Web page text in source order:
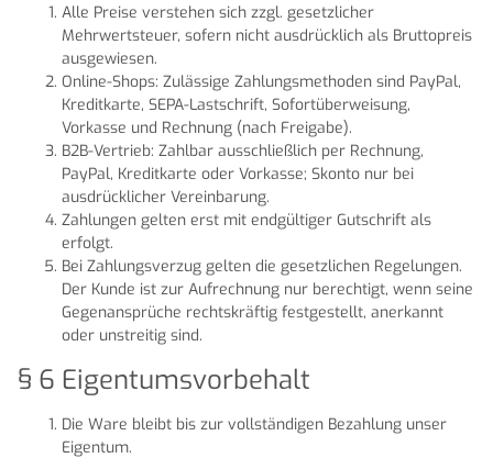
Alle Preise verstehen sich zzgl. gesetzlicher
Mehrwertsteuer, sofern nicht ausdrücklich als Bruttopreis
ausgewiesen.
Online-Shops: Zulässige Zahlungsmethoden sind PayPal,
Kreditkarte, SEPA-Lastschrift, Sofortüberweisung,
Vorkasse und Rechnung (nach Freigabe).
B2B-Vertrieb: Zahlbar ausschließlich per Rechnung,
PayPal, Kreditkarte oder Vorkasse; Skonto nur bei
ausdrücklicher Vereinbarung.
Zahlungen gelten erst mit endgültiger Gutschrift als
erfolgt.
Bei Zahlungsverzug gelten die gesetzlichen Regelungen.
Der Kunde ist zur Aufrechnung nur berechtigt, wenn seine
Gegenansprüche rechtskräftig festgestellt, anerkannt
oder unstreitig sind.
§ 6 Eigentumsvorbehalt
Die Ware bleibt bis zur vollständigen Bezahlung unser
Eigentum.